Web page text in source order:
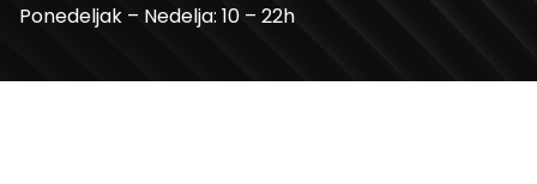
Ponedeljak – Nedelja: 10 – 22h